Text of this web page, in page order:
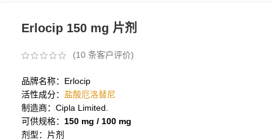
Erlocip 150 mg 片剂
(10 条客户评价)
品牌名称：Erlocip
活性成分： 盐酸厄洛替尼
制造商：Cipla Limited.
可供规格： 150 mg / 100 mg
剂型：片剂